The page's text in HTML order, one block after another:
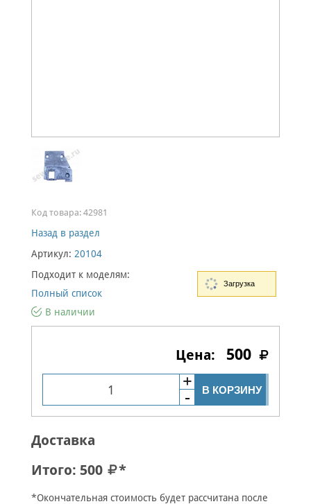
Код товара: 42981
Назад в раздел
Артикул: 20104
Подходит к моделям:
Полный список
В наличии
500
В КОРЗИНУ
Доставка
Итого: 500 *
*Окончательная стоимость будет рассчитана после
Загрузка